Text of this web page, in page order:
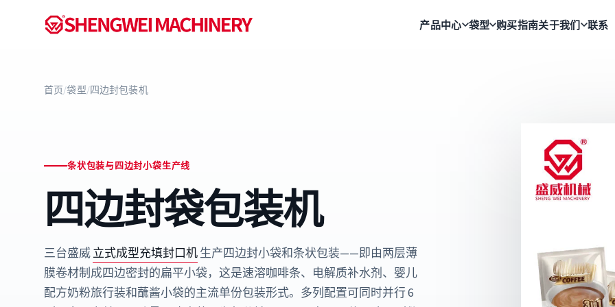
产品中心 袋型 购买指南关于我们 联系
首页/袋型/四边封包装机
条状包装与四边封小袋生产线
四边封袋包装机
三台盛威立式成型充填封口机生产四边封小袋和条状包装——即由两层薄
膜卷材制成四边密封的扁平小袋，这是速溶咖啡条、电解质补水剂、婴儿
配方奶粉旅行装和蘸酱小袋的主流单份包装形式。多列配置可同时并行 6